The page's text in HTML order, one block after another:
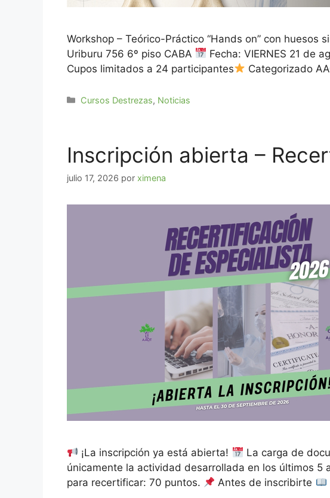
Workshop – Teórico-Práctico “Hands on” con huesos
Uriburu 756 6º piso CABA
Fecha: VIERNES 21 de
Cupos limitados a 24 participantes
Categorizado
Cursos Destrezas, Noticias
Inscripción abierta –
julio 17, 2026 por ximena
¡La inscripción ya está abierta!
La carga de
únicamente la actividad desarrollada en los últimos 5
para recertificar: 70 puntos.
Antes de inscribirte